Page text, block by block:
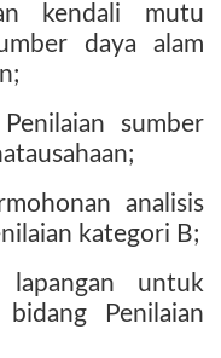
kendali mutu
daya alam
sumber
analisis
kategori B;
untuk
Penilaian